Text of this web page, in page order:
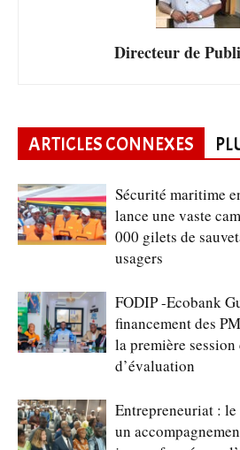
Directeur de
ARTICLES CONNEXES
Sécurité maritime
lance une vaste
000 gilets de
usagers
FODIP -Ecobank
financement des
la première
d’évaluation
Entrepreneuriat :
un